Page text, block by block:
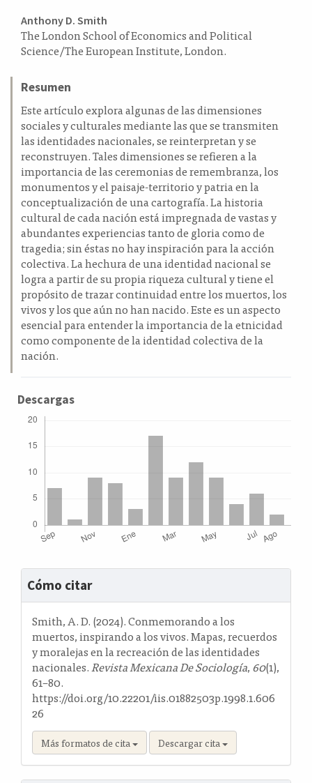
Contenido
principal
del
artículo
Anthony D. Smith
The London School of Economics and Political
Science/The European Institute, London.
Resumen
Este artículo explora algunas de las dimensiones
sociales y culturales mediante las que se transmiten
las identidades nacionales, se reinterpretan y se
reconstruyen. Tales dimensiones se refieren a la
importancia de las ceremonias de remembranza, los
monumentos y el paisaje-territorio y patria en la
conceptualización de una cartografía. La historia
cultural de cada nación está impregnada de vastas y
abundantes experiencias tanto de gloria como de
tragedia; sin éstas no hay inspiración para la acción
colectiva. La hechura de una identidad nacional se
logra a partir de su propia riqueza cultural y tiene el
propósito de trazar continuidad entre los muertos, los
vivos y los que aún no han nacido. Este es un aspecto
esencial para entender la importancia de la etnicidad
como componente de la identidad colectiva de la
nación.
Descargas
Detalles
del
artículo
Cómo citar
Smith, A. D. (2024). Conmemorando a los
muertos, inspirando a los vivos. Mapas, recuerdos
y moralejas en la recreación de las identidades
nacionales.Revista Mexicana De Sociología, 60(1),
61–80.
https://doi.org/10.22201/iis.01882503p.1998.1.606
26
Más formatos de cita Descargar cita